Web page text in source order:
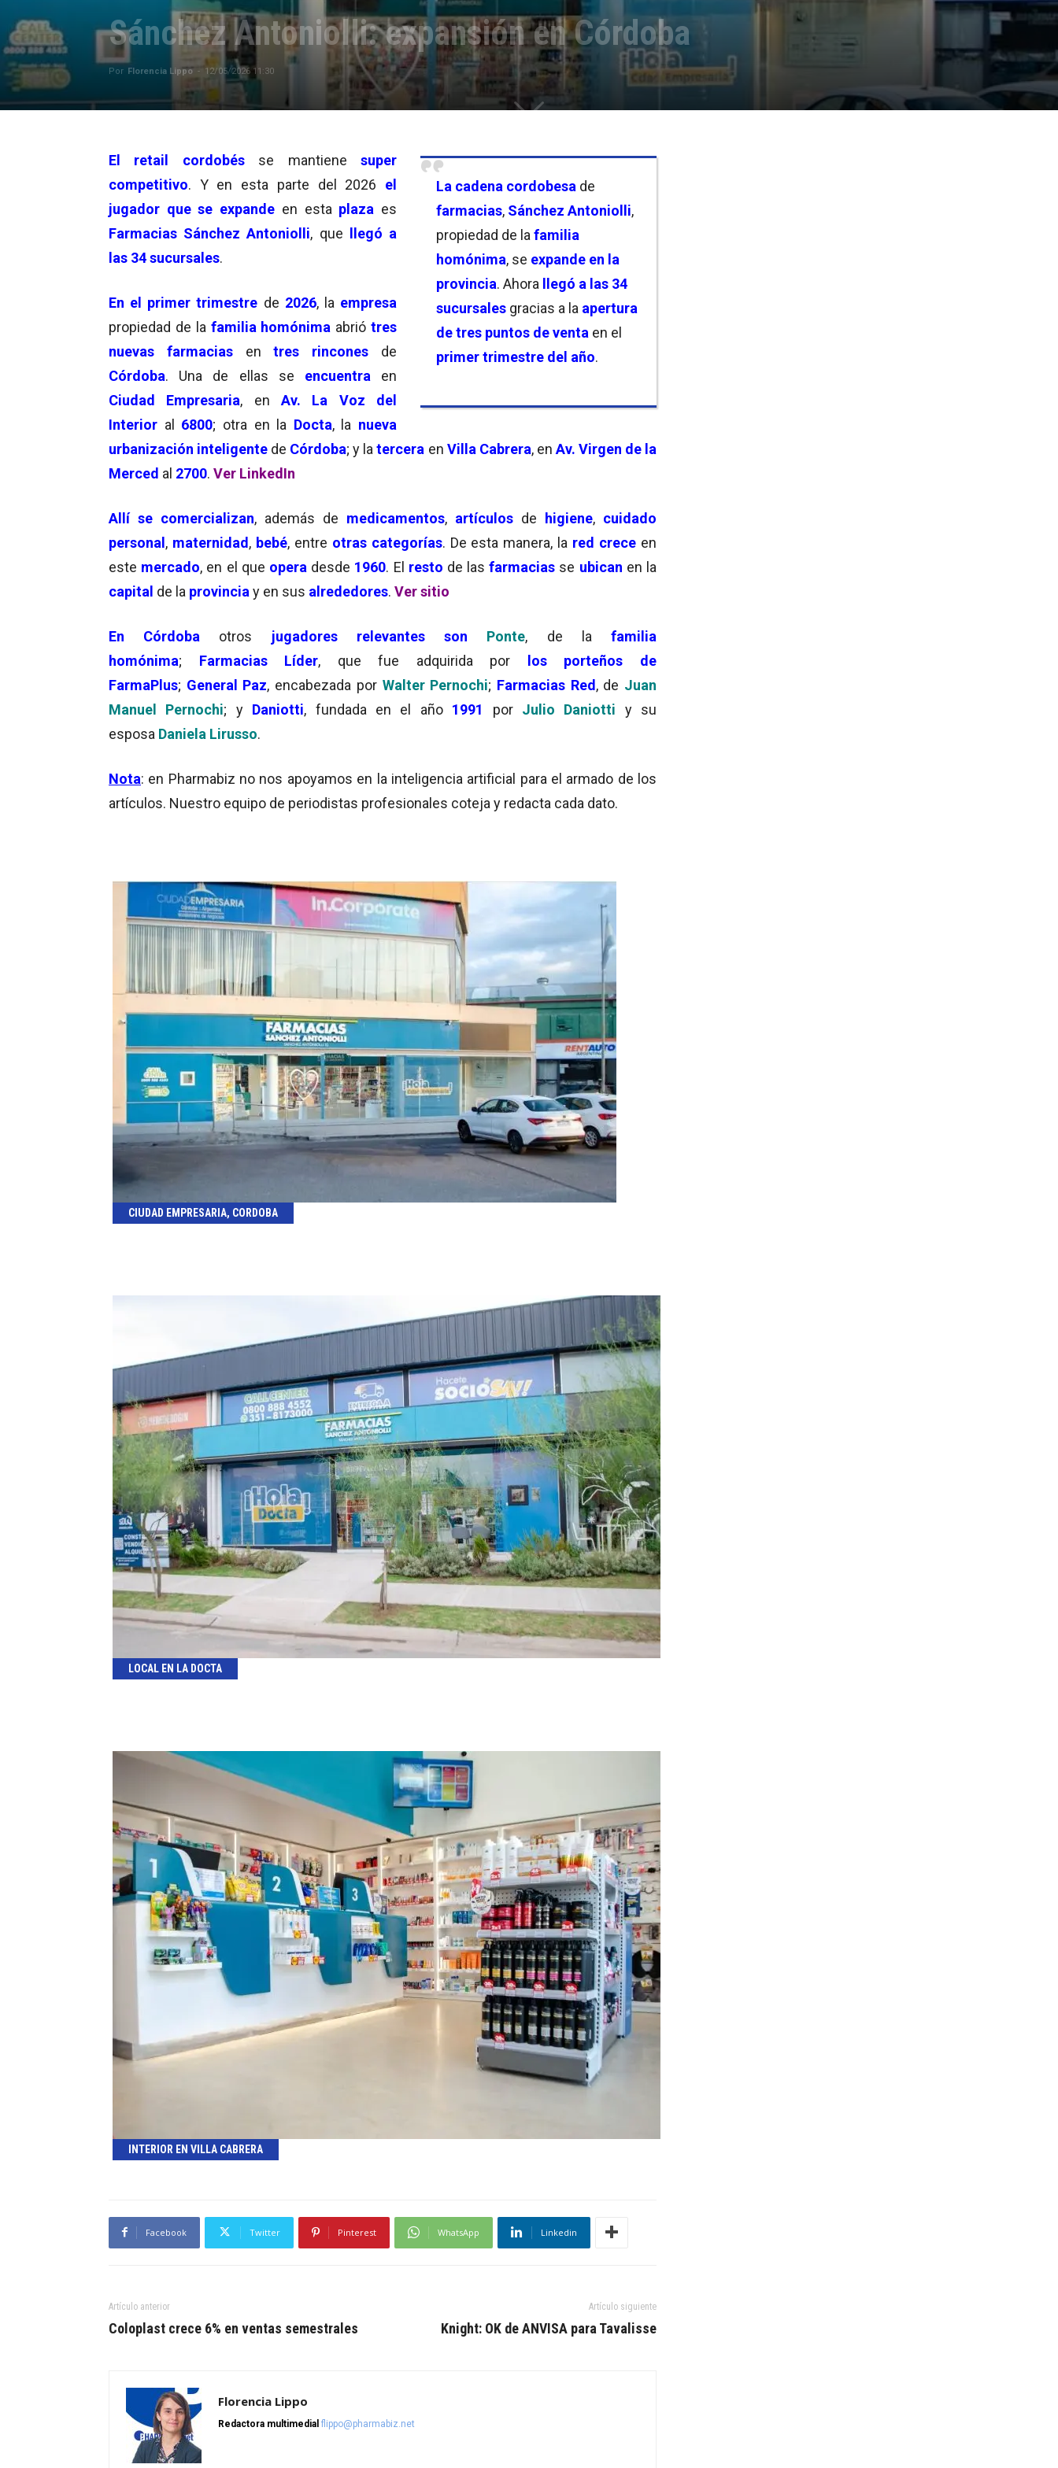
Sánchez Antoniolli: expansión en Córdoba
Por Florencia Lippo - 12/05/2026 11:30
La cadena cordobesa de
farmacias, Sánchez Antoniolli,
propiedad de la familia
homónima, se expande en la
provincia. Ahora llegó a las 34
sucursales gracias a la apertura
de tres puntos de venta en el
primer trimestre del año.
El retail cordobésse mantiene super
competitivo. Y en esta parte del 2026 el
jugador que se expande en esta plaza es
Farmacias Sánchez Antoniolli, que llegó a
las 34 sucursales.
En el primer trimestre de 2026, la empresa
propiedad de la familia homónima abriótres
nuevas farmacias
entres rincones de
Córdoba. Una de ellas se encuentra
en
Ciudad Empresaria, enAv. La Voz del
Interior al 6800; otra en la Docta, la nueva
urbanización inteligente de Córdoba; y latercera en Villa Cabrera, en Av. Virgen de la
Merced al 2700. Ver LinkedIn
Allí se comercializan, además de medicamentos, artículos de higiene, cuidado
personal, maternidad, bebé, entre otras categorías. De esta manera, la red crece en
este mercado, en el que opera desde 1960. El resto de lasfarmacias se ubican en la
capital de la provincia y en sus alrededores. Ver sitio
En Córdoba otros jugadores relevantes son Ponte, de la
familia
homónima; Farmacias Líder, que fue adquirida por los porteños de
FarmaPlus; General Paz, encabezada por Walter Pernochi; Farmacias Red, de Juan
Manuel Pernochi; y Daniotti, fundada en el año 1991 por Julio Daniotti y su
esposa Daniela Lirusso.
Nota: en Pharmabiz no nos apoyamos en la inteligencia artificial para el armado de los
artículos. Nuestro equipo de periodistas profesionales coteja y redacta cada dato.
CIUDAD EMPRESARIA, CORDOBA
LOCAL EN LA DOCTA
INTERIOR EN VILLA CABRERA
Facebook Twitter Pinterest WhatsApp Linkedin
Artículo anterior
Coloplast crece 6% en ventas semestrales
Artículo siguiente
Knight: OK de ANVISA para Tavalisse
Florencia Lippo
Redactora multimedial flippo@pharmabiz.net